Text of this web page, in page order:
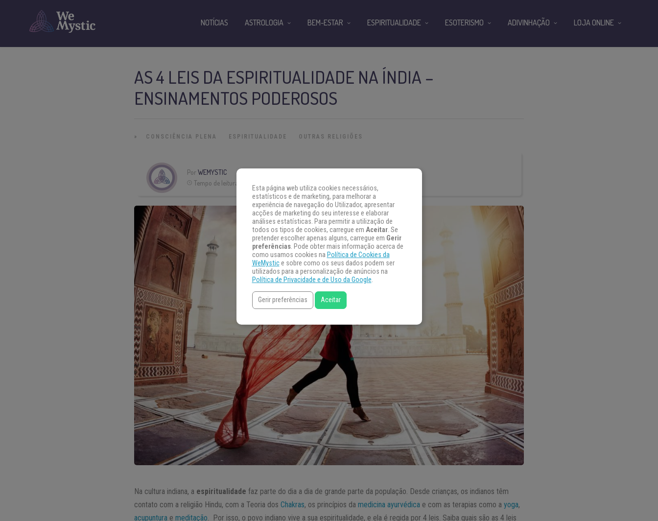
AS 4 LEIS DA ESPIRITUALIDADE NA ÍNDIA –
ENSINAMENTOS PODEROSOS
» CONSCIÊNCIA PLENA ESPIRITUALIDADE OUTRAS RELIGIÕES
PorWEMYSTIC
Tempo de leitura:
Na cultura indiana, a espiritualidade faz parte do dia a dia de grande parte da população. Desde crianças, os indianos têm
contato com a religião Hindu, com a Teoria dosChakras, os princípios damedicina ayurvédica e com as terapias como ayoga,
acupuntura emeditação. Por isso, o povo indiano vive a sua espiritualidade, e ela é regida por 4 leis. Saiba quais são as 4 leis
NOTÍCIAS ASTROLOGIA BEM-ESTAR ESPIRITUALIDADE ESOTERISMO ADIVINHAÇÃO LOJA ONLINE
Esta página web utiliza cookies necessários,
estatísticos e de marketing, para melhorar a
experiência de navegação do Utilizador, apresentar
acções de marketing do seu interesse e elaborar
análises estatísticas. Para permitir a utilização de
todos os tipos de cookies, carregue em Aceitar. Se
pretender escolher apenas alguns, carregue em Gerir
preferências. Pode obter mais informação acerca de
como usamos cookies na Política de Cookies da
WeMystice sobre como os seus dados podem ser
utilizados para a personalização de anúncios na
Política de Privacidade e de Uso da Google.
Gerir preferências Aceitar